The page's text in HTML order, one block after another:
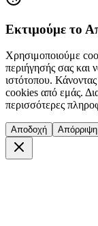
Εκτιμούμε το
Χρησιμοποιούμε
περιήγησής σας και
ιστότοπου.
cookies από εμάς.
περισσότερες
Αποδοχή Απόρριψη